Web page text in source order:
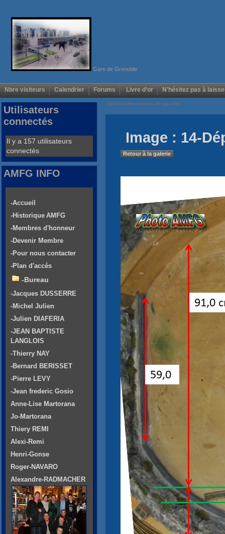
Gare de Grenoble
Nbre visiteurs Calendrier Forums Livre d'or N'hésitez pas à
Voir/Cacher menus de gauche
Image : 14-
Retour à la galerie
Utilisateurs
connectés
Il y a 157 utilisateurs
connectés
AMFG INFO
-Accueil
-Historique AMFG
-Membres d'honneur
-Devenir Membre
-Pour nous contacter
-Plan d'accés
-Bureau
-Jacques DUSSERRE
-Michel Julien
-Julien DIAFERIA
-JEAN BAPTISTE
LANGLOIS
-Thierry NAY
-Bernard BERISSET
-Pierre LEVY
-Jean frederic Gosio
Anne-Lise Martorana
Jo-Martorana
Thiery REMI
Alexi-Remi
Henri-Gonse
Roger-NAVARO
Alexandre-RADMACHER